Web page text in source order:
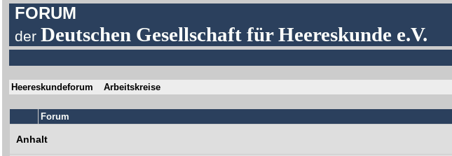
FORUM
derDeutschen Gesellschaft für Heereskunde e.V.
Heereskundeforum Arbeitskreise
Forum
Anhalt